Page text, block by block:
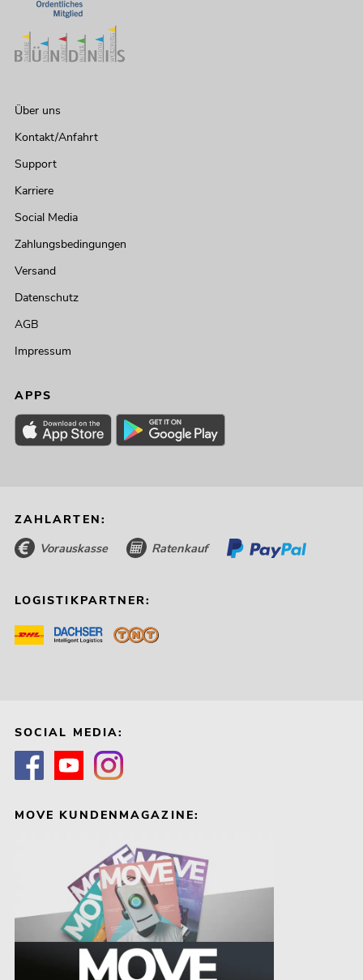
Über uns
Kontakt/Anfahrt
Support
Karriere
Social Media
Zahlungsbedingungen
Versand
Datenschutz
AGB
Impressum
APPS
ZAHLARTEN:
Vorauskasse Ratenkauf
LOGISTIKPARTNER:
SOCIAL MEDIA:
MOVE KUNDENMAGAZINE: